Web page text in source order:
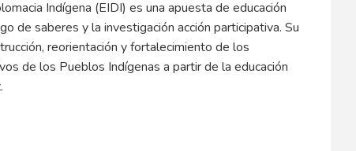
Indígena (EIDI) es una apuesta de educación
de saberes y la investigación acción participativa. Su
reorientación y fortalecimiento de los
de los Pueblos Indígenas a partir de la educación